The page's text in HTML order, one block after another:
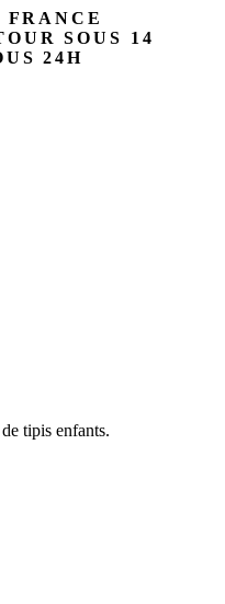
SOUS 14
24H
tipis enfants.